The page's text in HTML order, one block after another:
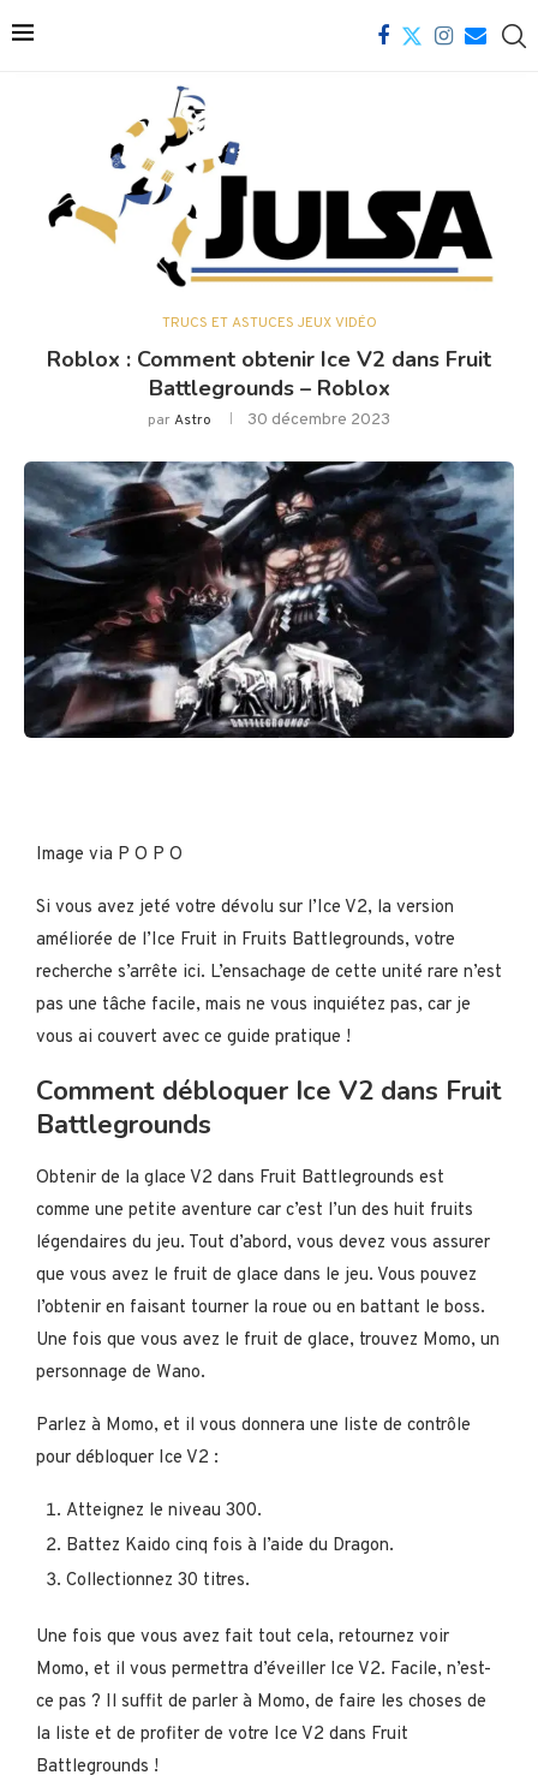
TRUCS ET ASTUCES JEUX VIDÉO
Roblox : Comment obtenir Ice V2 dans Fruit
Battlegrounds – Roblox
parAstro 30 décembre 2023
Image via P O P O
Si vous avez jeté votre dévolu sur l’Ice V2, la version
améliorée de l’Ice Fruit in Fruits Battlegrounds, votre
recherche s’arrête ici. L’ensachage de cette unité rare n’est
pas une tâche facile, mais ne vous inquiétez pas, car je
vous ai couvert avec ce guide pratique !
Comment débloquer Ice V2 dans Fruit
Battlegrounds
Obtenir de la glace V2 dans Fruit Battlegrounds est
comme une petite aventure car c’est l’un des huit fruits
légendaires du jeu. Tout d’abord, vous devez vous assurer
que vous avez le fruit de glace dans le jeu. Vous pouvez
l’obtenir en faisant tourner la roue ou en battant le boss.
Une fois que vous avez le fruit de glace, trouvez Momo, un
personnage de Wano.
Parlez à Momo, et il vous donnera une liste de contrôle
pour débloquer Ice V2 :
Atteignez le niveau 300.
Battez Kaido cinq fois à l’aide du Dragon.
Collectionnez 30 titres.
Une fois que vous avez fait tout cela, retournez voir
Momo, et il vous permettra d’éveiller Ice V2. Facile, n’est-
ce pas ? Il suffit de parler à Momo, de faire les choses de
la liste et de profiter de votre Ice V2 dans Fruit
Battlegrounds !